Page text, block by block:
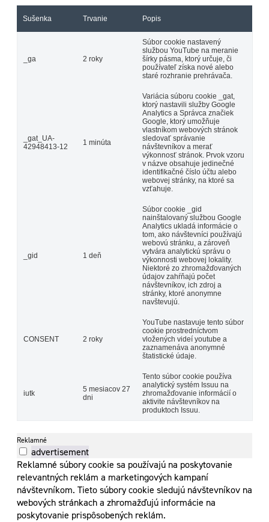
Sušenka Trvanie Popis
_ga 2 roky
Súbor cookie nastavený
službou YouTube na meranie
šírky pásma, ktorý určuje, či
používateľ získa nové alebo
staré rozhranie prehrávača.
_gat_UA-
42948413-12
1 minúta
Variácia súboru cookie _gat,
ktorý nastavili služby Google
Analytics a Správca značiek
Google, ktorý umožňuje
vlastníkom webových stránok
sledovať správanie
návštevníkov a merať
výkonnosť stránok. Prvok vzoru
v názve obsahuje jedinečné
identifikačné číslo účtu alebo
webovej stránky, na ktoré sa
vzťahuje.
_gid 1 deň
Súbor cookie _gid
nainštalovaný službou Google
Analytics ukladá informácie o
tom, ako návštevníci používajú
webovú stránku, a zároveň
vytvára analytickú správu o
výkonnosti webovej lokality.
Niektoré zo zhromažďovaných
údajov zahŕňajú počet
návštevníkov, ich zdroj a
stránky, ktoré anonymne
navštevujú.
CONSENT 2 roky
YouTube nastavuje tento súbor
cookie prostredníctvom
vložených videí youtube a
zaznamenáva anonymné
štatistické údaje.
iutk
5 mesiacov 27
dni
Tento súbor cookie používa
analytický systém Issuu na
zhromažďovanie informácií o
aktivite návštevníkov na
produktoch Issuu.
Reklamné
advertisement
Reklamné súbory cookie sa používajú na poskytovanie
relevantných reklám a marketingových kampaní
návštevníkom. Tieto súbory cookie sledujú návštevníkov na
webových stránkach a zhromažďujú informácie na
poskytovanie prispôsobených reklám.